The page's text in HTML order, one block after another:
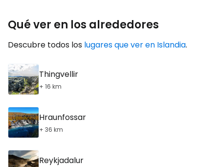
Qué ver en los alrededores
Descubre todos los lugares que ver en Islandia.
Thingvellir
+ 16 km
Hraunfossar
+ 36 km
Reykjadalur